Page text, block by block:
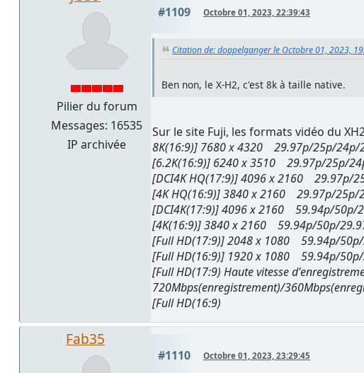
Pilier du forum
Messages: 16535
IP archivée
#1109 Octobre 01, 2023, 22:39:43
Citation de: doppelganger le Octobre 01, 2023,
Ben non, le X-H2, c'est 8k à taille native.
Sur le site Fuji, les formats vidéo du
8K(16:9)] 7680 x 4320 29.97p/25p/
[6.2K(16:9)] 6240 x 3510 29.97p/25p/
[DCI4K HQ(17:9)] 4096 x 2160 29.97p/
[4K HQ(16:9)] 3840 x 2160 29.97p/
[DCI4K(17:9)] 4096 x 2160 59.94p/
[4K(16:9)] 3840 x 2160 59.94p/50p/
[Full HD(17:9)] 2048 x 1080 59.94p/
[Full HD(16:9)] 1920 x 1080 59.94p/
[Full HD(17:9) Haute vitesse
720Mbps(enregistrement)/
[Full HD(16:9)
Fab35
#1110 Octobre 01, 2023, 23:29:45